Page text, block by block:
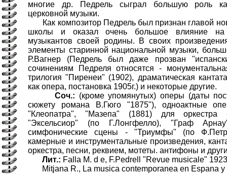
многие др. Педрель сыграл большую роль
церковной музыки.
Как композитор Педрель был признан главой
школы и оказал очень большое влияние на
музыкантов своей родины. В своих
элементы старинной национальной музыки,
Р.Вагнер (Педрель был даже прозван
сочинениям Педреля относятся -
трилогия "Пиренеи" (1902), драматическая
как опера, постановка 1905г.) и некоторые другие.
Соч.: (кроме упомянутых) оперы (даты
сюжету романа В.Гюго "1875"), одноактные
"Клеопатра", "Мазепа" (1881) для
"Эксельсиор" (по Г.Лонгфелло), "Граф
симфонические сцены - "Триумфы" (по
камерные и инструментальные произведения,
оркестра, песни, реквием, мотеты. антифоны и
Лит.: Fаllа М. d e, F.Pedrell "Revue musicale"
Mitjana R., La musica contemporanea en Espana у